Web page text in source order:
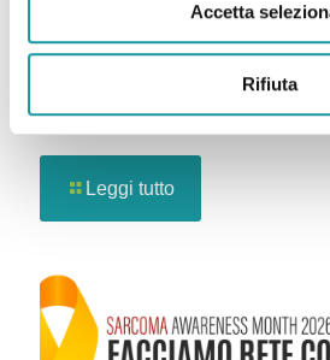
Accetta
Rifiuta
Eventi agosto
Leggi tutto